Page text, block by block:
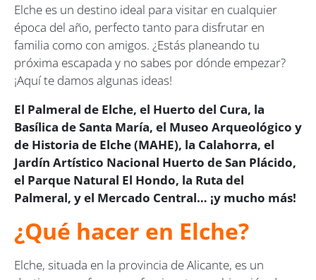
Elche es un destino ideal para visitar en cualquier
época del año, perfecto tanto para disfrutar en
familia como con amigos. ¿Estás planeando tu
próxima escapada y no sabes por dónde empezar?
¡Aquí te damos algunas ideas!
El Palmeral de Elche, el Huerto del Cura, la
Basílica de Santa María, el Museo Arqueológico y
de Historia de Elche (MAHE), la Calahorra, el
Jardín Artístico Nacional Huerto de San Plácido,
el Parque Natural El Hondo, la Ruta del
Palmeral, y el Mercado Central… ¡y mucho más!
¿Qué hacer en Elche?
Elche, situada en la provincia de Alicante, es un